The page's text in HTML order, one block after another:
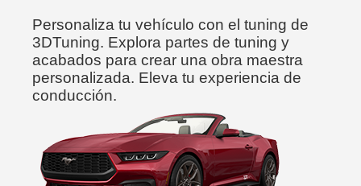
Personaliza tu vehículo con el tuning de
3DTuning. Explora partes de tuning y
acabados para crear una obra maestra
personalizada. Eleva tu experiencia de
conducción.